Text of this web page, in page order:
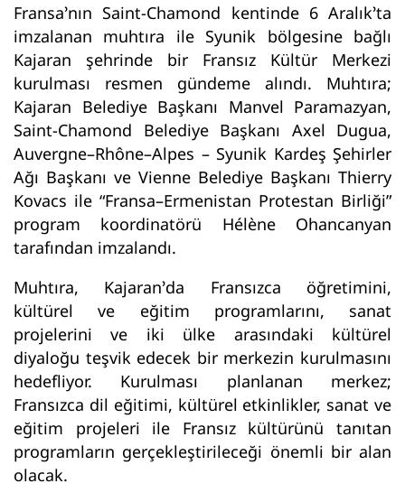
Fransa’nın Saint-Chamond kentinde 6 Aralık’ta
imzalanan muhtıra ile Syunik bölgesine bağlı
Kajaran şehrinde bir Fransız Kültür Merkezi
kurulması resmen gündeme alındı. Muhtıra;
Kajaran Belediye Başkanı Manvel Paramazyan,
Saint-Chamond Belediye Başkanı Axel Dugua,
Auvergne–Rhône–Alpes – Syunik Kardeş Şehirler
Ağı Başkanı ve Vienne Belediye Başkanı Thierry
Kovacs ile “Fransa–Ermenistan Protestan Birliği”
program koordinatörü Hélène Ohancanyan
tarafından imzalandı.
Muhtıra, Kajaran’da Fransızca öğretimini,
kültürel ve eğitim programlarını, sanat
projelerini ve iki ülke arasındaki kültürel
diyaloğu teşvik edecek bir merkezin kurulmasını
hedefliyor. Kurulması planlanan merkez;
Fransızca dil eğitimi, kültürel etkinlikler, sanat ve
eğitim projeleri ile Fransız kültürünü tanıtan
programların gerçekleştirileceği önemli bir alan
olacak.